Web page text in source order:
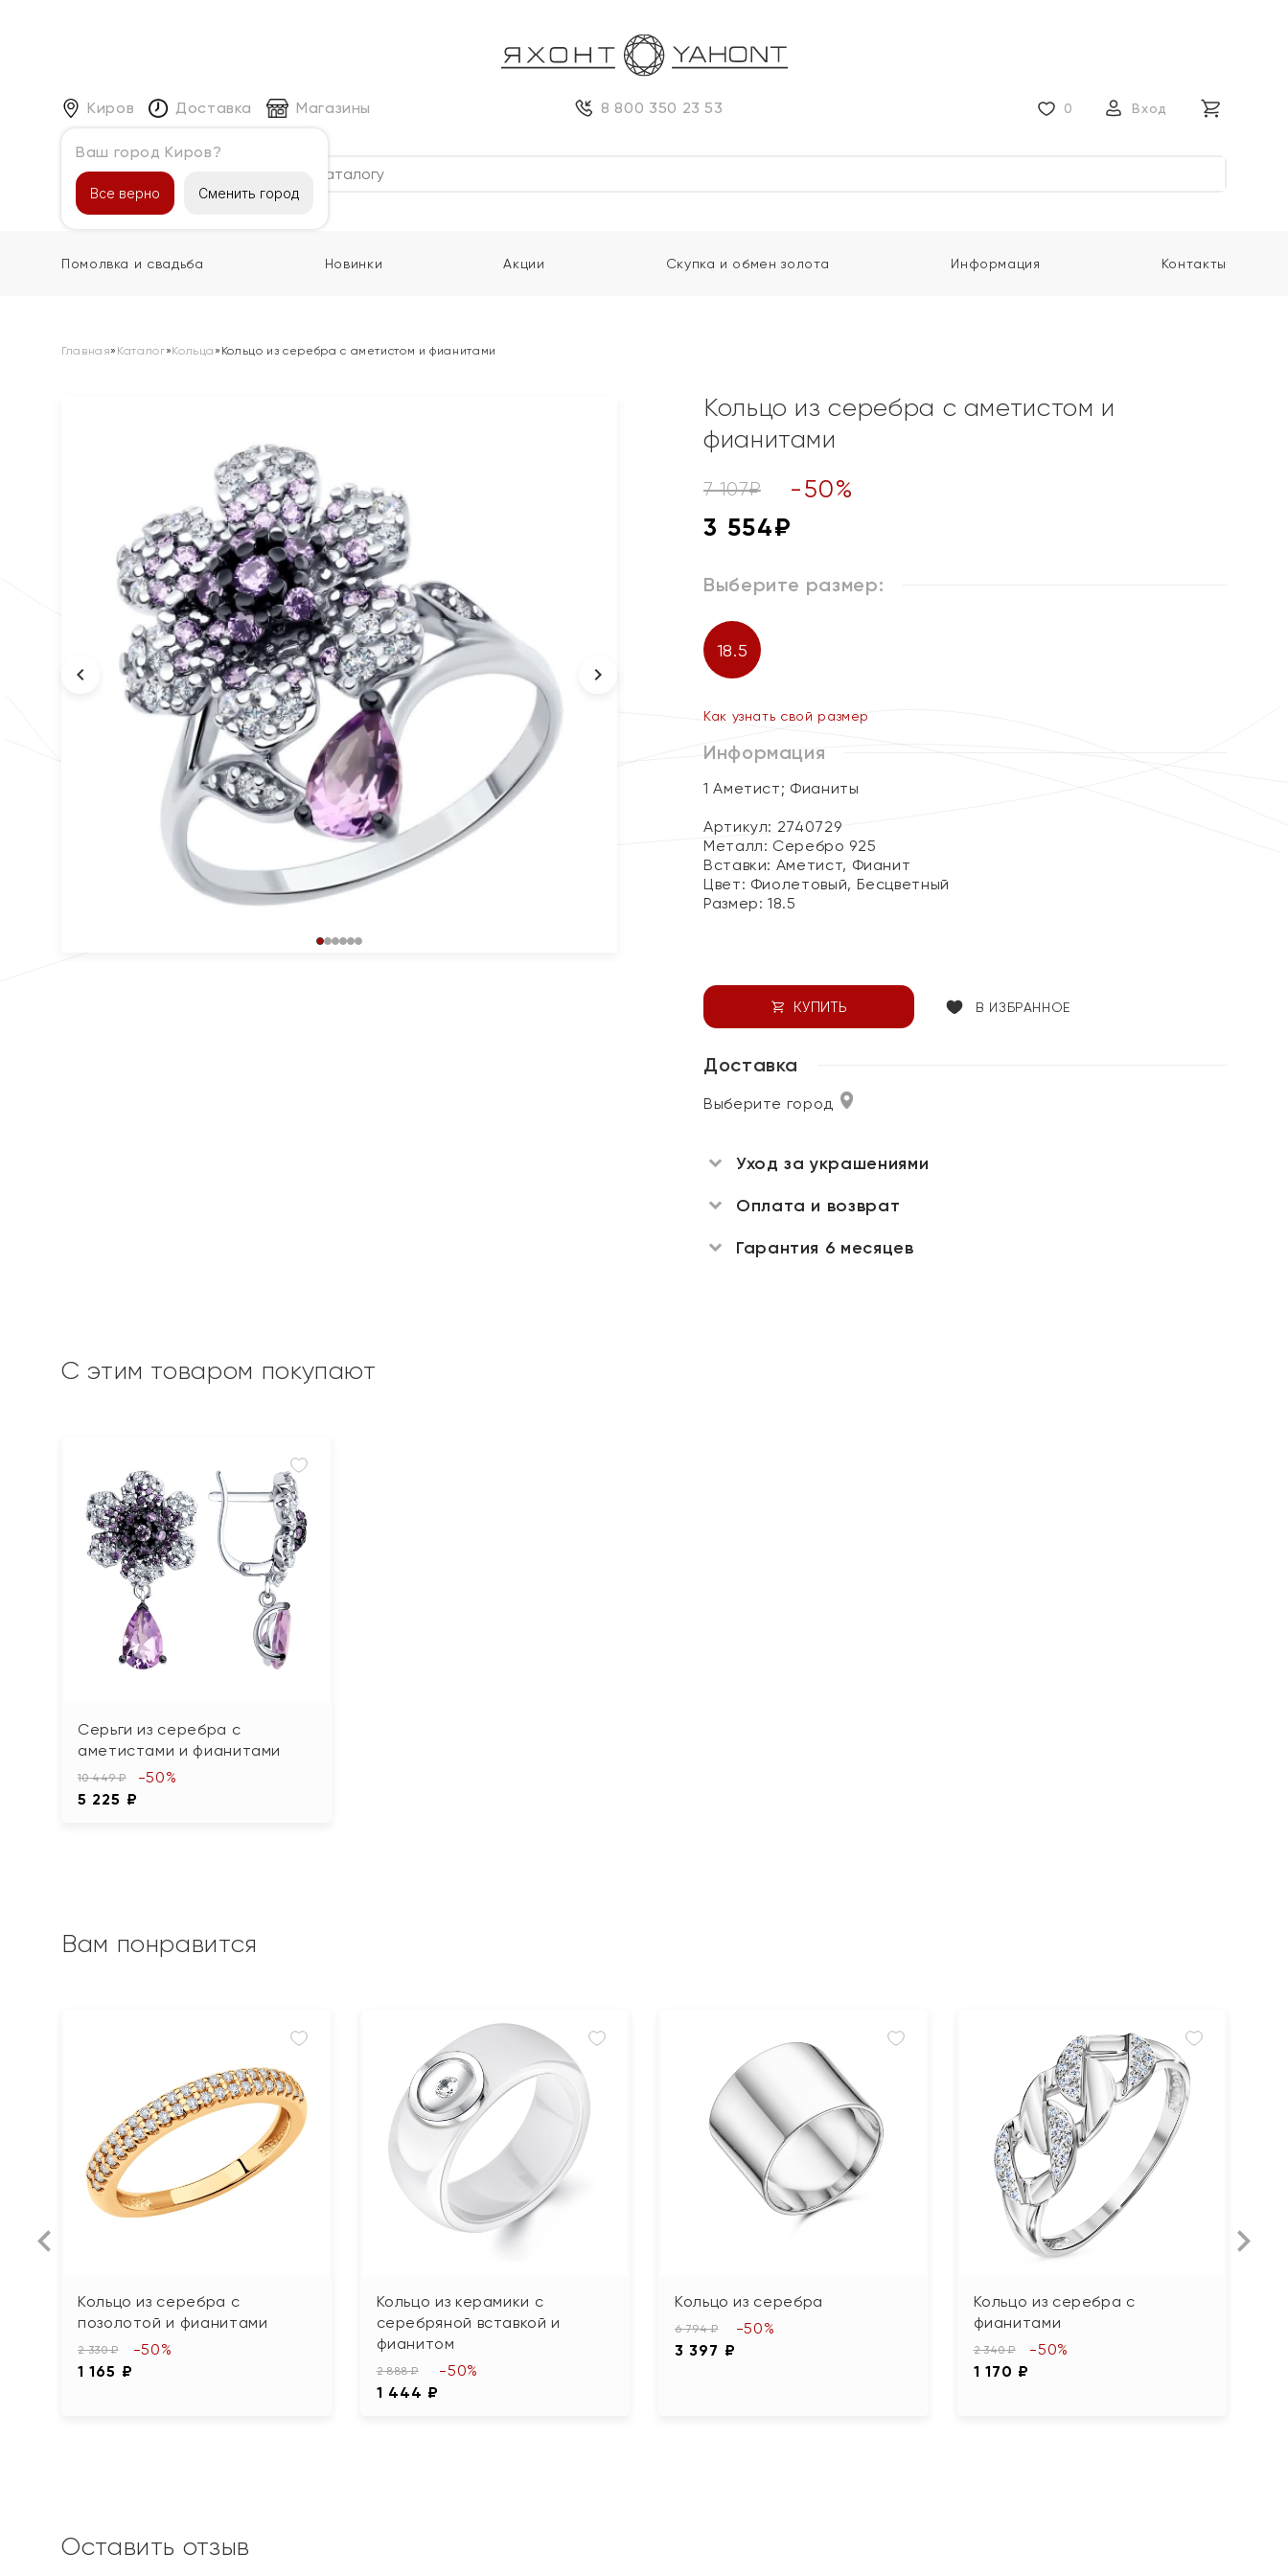
Киров
Ваш город Киров?
Все верно Сменить город
Доставка Магазины 8 800 350 23 53 0 Вход
Каталог
Помолвка и свадьба Новинки Акции Скупка и обмен золота Информация Контакты
Главная» Каталог»Кольца » Кольцо из серебра с аметистом и фианитами
Кольцо из серебра с аметистом и
фианитами
7 107₽ -50%
3 554₽
Выберите размер:
18.5
Как узнать свой размер
Информация
1 Аметист; Фианиты
Артикул: 2740729
Металл: Серебро 925
Вставки: Аметист, Фианит
Цвет: Фиолетовый, Бесцветный
Размер:18.5
КУПИТЬ В ИЗБРАННОЕ
Доставка
Выберите город
Уход за украшениями
Оплата и возврат
Гарантия 6 месяцев
С этим товаром покупают
Серьги из серебра с
аметистами и фианитами
10 449 ₽
5 225 ₽
-50%
Вам понравится
Кольцо из серебра с
позолотой и фианитами
2 330 ₽
1 165 ₽
-50%
Кольцо из керамики с
серебряной вставкой и
фианитом
2 888 ₽
1 444 ₽
-50%
Кольцо из серебра
6 794 ₽
3 397 ₽
-50%
Кольцо из серебра с
фианитами
2 340 ₽
1 170 ₽
-50%
Оставить отзыв